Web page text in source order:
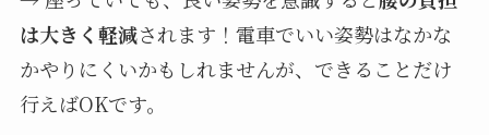
は大きく軽減されます！電車でいい姿勢はなかな
かやりにくいかもしれませんが、できることだけ
行えばOKです。